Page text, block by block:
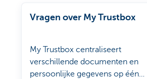
Vragen over My Trustbox
My Trustbox centraliseert
verschillende documenten en
persoonlijke gegevens op één